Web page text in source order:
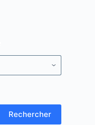
Rechercher